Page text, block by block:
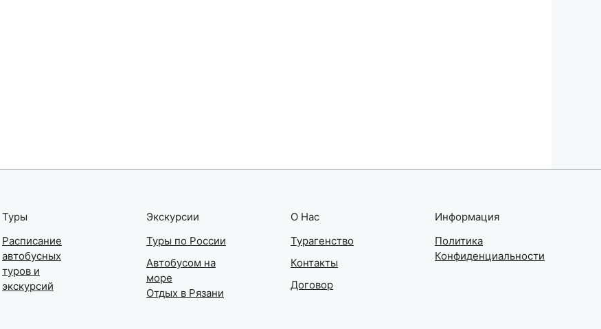
Туры
Расписание
автобусных
туров и
экскурсий
Экскурсии
Туры по России
Автобусом на
море
Отдых в Рязани
О Нас
Турагенство
Контакты
Договор
Информация
Политика
Конфиденциальности